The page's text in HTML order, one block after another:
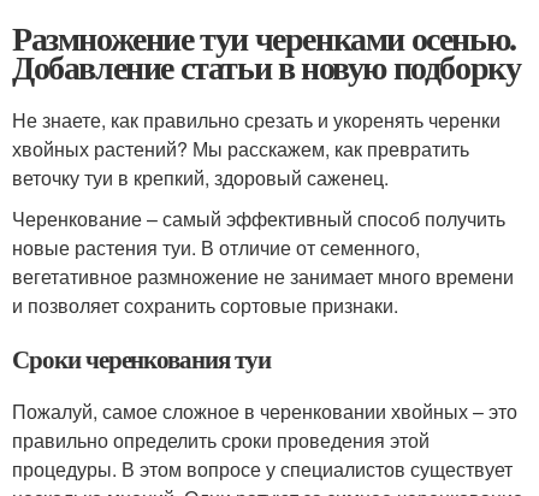
Размножение туи черенками осенью.
Добавление статьи в новую подборку
Не знаете, как правильно срезать и укоренять черенки
хвойных растений? Мы расскажем, как превратить
веточку туи в крепкий, здоровый саженец.
Черенкование – самый эффективный способ получить
новые растения туи. В отличие от семенного,
вегетативное размножение не занимает много времени
и позволяет сохранить сортовые признаки.
Сроки черенкования туи
Пожалуй, самое сложное в черенковании хвойных – это
правильно определить сроки проведения этой
процедуры. В этом вопросе у специалистов существует